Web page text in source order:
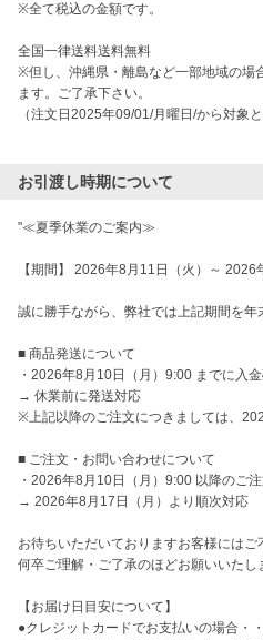
※全て税込の金額です。
全国一律送料送料無料
※但し、沖縄県・離島など一部地域の場
ます。ご了承下さい。
（注文日2025年09/01/月曜日/から対象と
お引渡し時期について
"≪夏季休業のご案内≫
【期間】 2026年8月11日（火）～ 2026
誠に勝手ながら、弊社では上記期間を年
■ 商品発送について
・2026年8月10日（月）9:00 までに入
→ 休業前に発送対応
※上記以降のご注文につきましては、
■ ご注文・お問い合わせについて
・2026年8月10日（月）9:00 以降のご
→ 2026年8月17日（月）より順次対応
お待ちいただいておりますお客様にはご
何卒ご理解・ご了承のほどお願いいたし
【お届け日目安について】
●クレジットカードでお支払いの場合・・